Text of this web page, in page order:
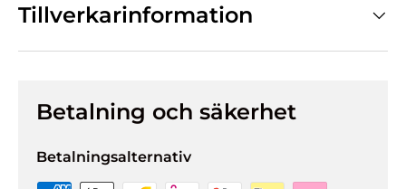
Tillverkarinformation
Betalning och säkerhet
Betalningsalternativ